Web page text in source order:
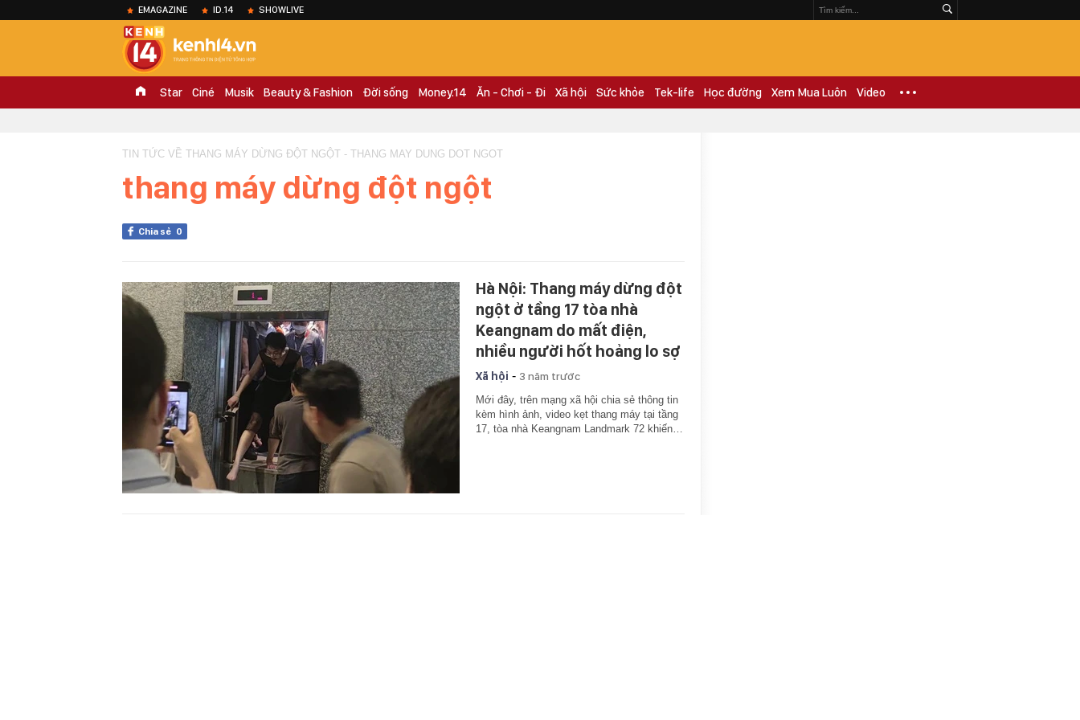
EMAGAZINE ID.14 SHOWLIVE
Star Ciné Musik Beauty & Fashion Đời sống Money.14 Ăn - Chơi - Đi Xã hội Sức khỏe Tek-life Học đường Xem Mua Luôn Video
TIN TỨC VỀ THANG MÁY DỪNG ĐỘT NGỘT - THANG MAY DUNG DOT NGOT
thang máy dừng đột ngột
Chia sẻ 0
Hà Nội: Thang máy dừng đột
ngột ở tầng 17 tòa nhà
Keangnam do mất điện,
nhiều người hốt hoảng lo sợ
Xã hội - 3 năm trước
Mới đây, trên mạng xã hội chia sẻ thông tin
kèm hình ảnh, video kẹt thang máy tại tầng
17, tòa nhà Keangnam Landmark 72 khiến…